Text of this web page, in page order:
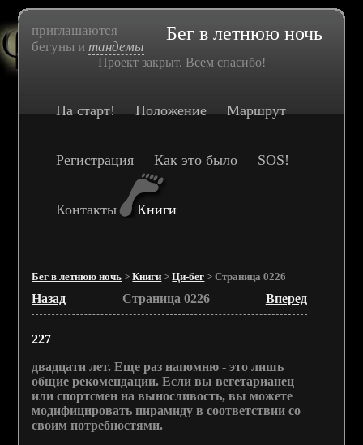
приглашаются
бегуны итандемы
Бег в летнюю ночь
Проект закрыт. Всем спасибо!
На старт! Положение Маршрут
Регистрация Как это было SOS!
Контакты Книги
Бег в летнюю ночь >Книги >Ци-бег > Страница 0226
Назад Страница 0226 Вперед
227
двадцати лет. Еще раз напомню - это лишь
общие рекомендации. Если вы вегетарианец
или спортсмен на выносливость, вы можете
модифицировать пирамиду в соответствии со
своим потребностями.